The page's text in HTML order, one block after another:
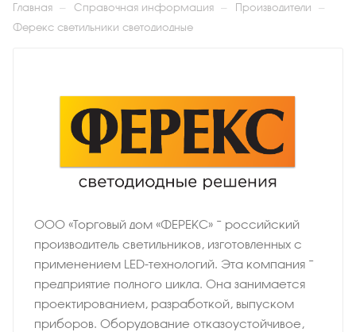
Главная — Справочная информация — Производители —
Ферекс светильники светодиодные
ООО «Торговый дом «ФЕРЕКС» − российский
производитель светильников, изготовленных с
применением LED-технологий. Эта компания −
предприятие полного цикла. Она занимается
проектированием, разработкой, выпуском
приборов. Оборудование отказоустойчивое,